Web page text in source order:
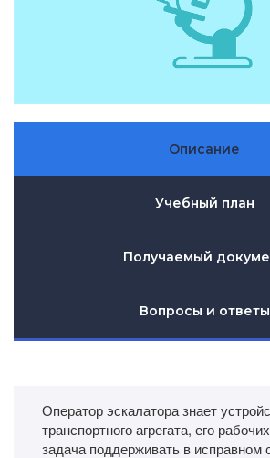
Описание
Учебный план
Получаемый
Вопросы и ответы
Оператор эскалатора знает
транспортного агрегата, его
задача поддерживать в исправном